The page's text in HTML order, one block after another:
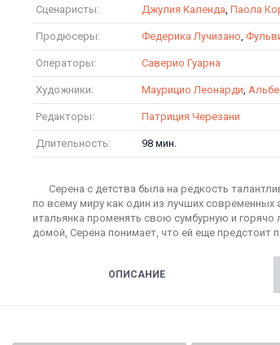
Сценаристы: Джулия Календа, Паола
Продюсеры: Федерика Лучизано,
Операторы: Саверио Гуарна
Художники: Маурицио Леонарди,
Редакторы: Патриция Черезани
Длительность: 98 мин.
Серена с детства была на редкость
по всему миру как один из лучших
итальянка променять свою сумбурную и
домой, Серена понимает, что ей еще
ОПИСАНИЕ